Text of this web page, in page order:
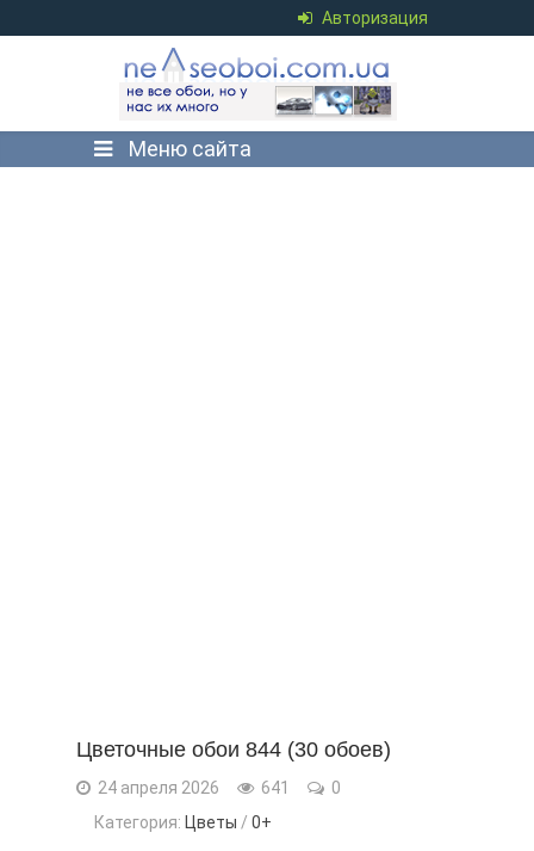
Авторизация
Меню сайта
Цветочные обои 844 (30 обоев)
24 апреля 2026 641
0
Категория: Цветы / 0+